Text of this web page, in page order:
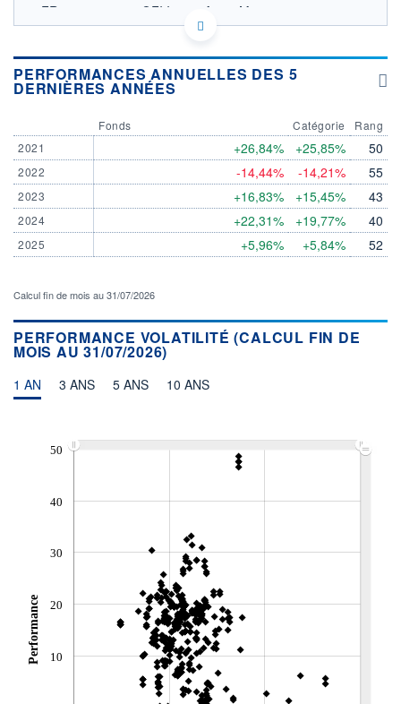
FR0013422797 - OFI Invest Asset Management
OPCVM DERNIER COURS CONNU AU 04/08/2026
03/12 01/04 03/08
2 500
3 000
CATÉGORIE MORNINGSTAR
Actions International Gdes
Cap. Mixte
TARIFS PRIVILÉGIÉS
ÉLIGIBILITÉ
PEA PEA-PME BOURSOVIE LUX
BOURSOVIE
Non éligible Boursobank
+ PORTEFEUILLE
PERFORMANCES ANNUELLES DES 5
DERNIÈRES ANNÉES
2021
2022
2023
2024
2025
Fonds
+26,84%
-14,44%
+16,83%
+22,31%
+5,96%
Catégorie
+25,85%
-14,21%
+15,45%
+19,77%
+5,84%
Rang
50
55
43
40
52
Calcul fin de mois au 31/07/2026
PERFORMANCE VOLATILITÉ (CALCUL FIN DE
MOIS AU 31/07/2026)
1 AN 3 ANS 5 ANS 10 ANS
10
20
30
40
50
Performance